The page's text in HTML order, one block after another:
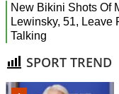
SPORT TREND